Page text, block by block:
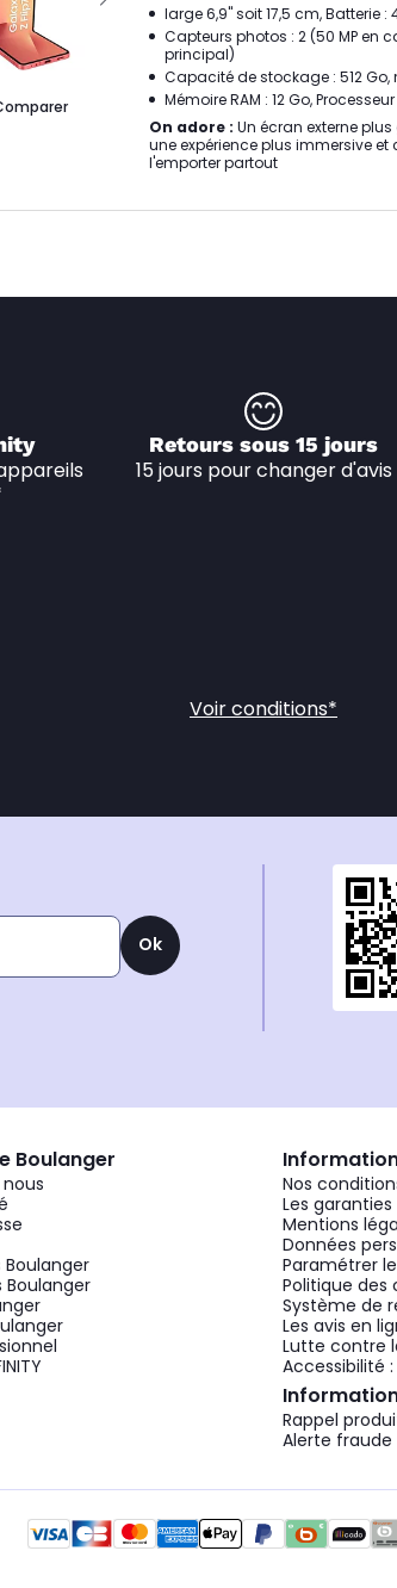
large 6,9" soit 17,5 cm, Batterie :
Capteurs photos : 2 (50 MP en
principal)
Capacité de stockage : 512 Go,
Mémoire RAM : 12 Go,
On adore : Un écran externe
une expérience plus immersive
l'emporter partout
Retours sous 15 jours
15 jours pour changer d'avis
Voir conditions*
Ok
Boulanger
Boulanger
Boulanger
Nos
Les garanties
Mentions
Données
Paramétrer
Politique des
Système de
Les avis en
Lutte contre
Accessibilité
Rappel
Alerte fraude